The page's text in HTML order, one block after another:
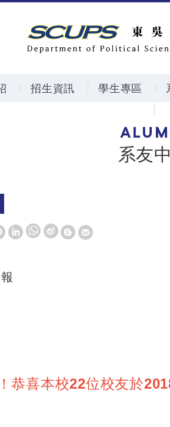
招生資訊 學生專區
系友
p
b
o
恭喜本校22位校友於